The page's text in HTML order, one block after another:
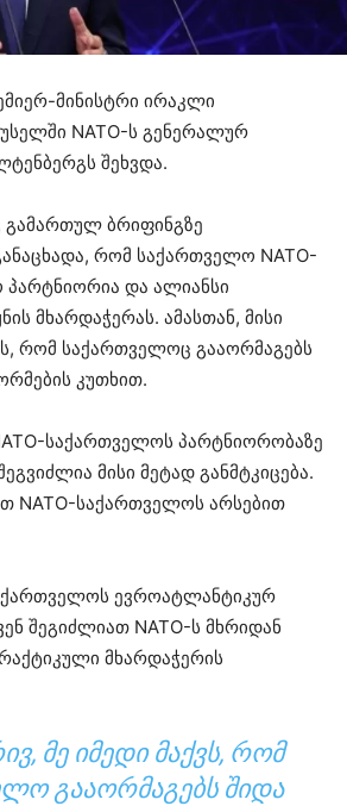
მინისტრი ირაკლი
NATO-ს გენერალურ
შეხვდა.
გამართულ ბრიფინგზე
რომ საქართველო NATO-
და ალიანსი
მხარდაჭერას. ამასთან, მისი
რომ საქართველოც გააორმაგებს
კუთხით.
საქართველოს პარტნიორობაზე
მისი მეტად განმტკიცება.
NATO-საქართველოს არსებით
ევროატლანტიკურ
შეგიძლიათ NATO-ს მხრიდან
მხარდაჭერის
ᲛᲔ ᲘᲛᲔᲓᲘ ᲛᲐᲥᲕᲡ, ᲠᲝᲛ
ᲒᲐᲐᲝᲠᲛᲐᲒᲔᲑᲡ ᲨᲘᲓᲐ